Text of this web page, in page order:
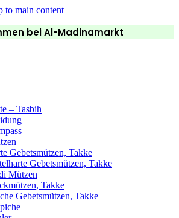
to main content
bei Al-Madinamarkt
– Tasbih
Gebetsmützen, Takke
Gebetsmützen, Takke
Mützen
Takke
Gebetsmützen, Takke